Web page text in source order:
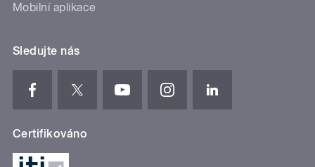
Mobilní aplikace
Sledujte nás
Certifikováno